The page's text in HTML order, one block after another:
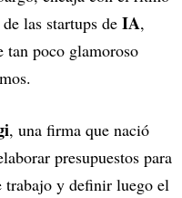
las startups de IA,
tan poco glamoroso
, una firma que nació
presupuestos para
trabajo y definir luego el